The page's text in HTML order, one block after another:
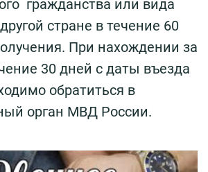
гражданства или вида
стране в течение 60
При нахождении за
30 дней с даты въезда
обратиться в
орган МВД России.